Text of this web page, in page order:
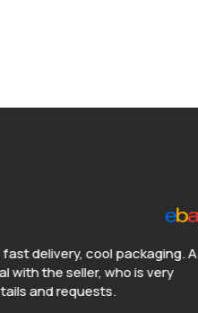
delivery, cool packaging. A
with the seller, who is very
and requests.